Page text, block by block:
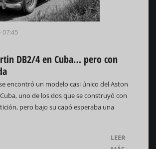
07:45
DB2/4 en Cuba… pero con
encontró un modelo casi único del Aston
uno de los dos que se construyó con
pero bajo su capó esperaba una
LEER